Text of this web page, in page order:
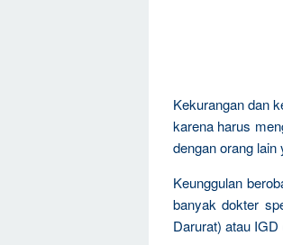
Kekurangan dan
karena harus
dengan orang lain
Keunggulan
banyak dokter
Darurat) atau